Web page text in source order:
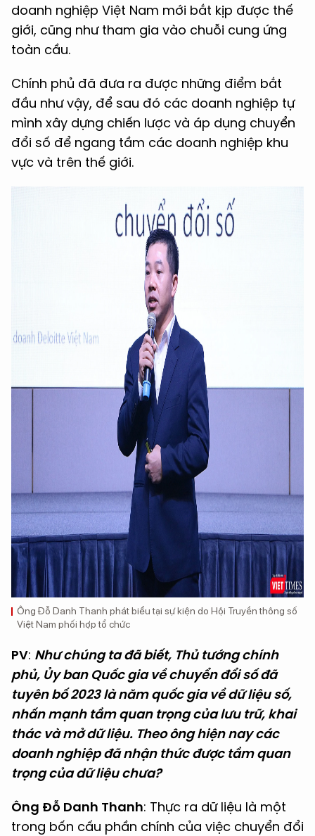
doanh nghiệp Việt Nam mới bắt kịp được thế
giới, cũng như tham gia vào chuỗi cung ứng
toàn cầu.
Chính phủ đã đưa ra được những điểm bắt
đầu như vậy, để sau đó các doanh nghiệp tự
mình xây dựng chiến lược và áp dụng chuyển
đổi số để ngang tầm các doanh nghiệp khu
vực và trên thế giới.
Ông Đỗ Danh Thanh phát biểu tại sự kiện do Hội Truyền thông số
Việt Nam phối hợp tổ chức
PV: Như chúng ta đã biết, Thủ tướng chính
phủ, Ủy ban Quốc gia về chuyển đổi số đã
tuyên bố 2023 là năm quốc gia về dữ liệu số,
nhấn mạnh tầm quan trọng của lưu trữ, khai
thác và mở dữ liệu. Theo ông hiện nay các
doanh nghiệp đã nhận thức được tầm quan
trọng của dữ liệu chưa?
Ông Đỗ Danh Thanh: Thực ra dữ liệu là một
trong bốn cấu phần chính của việc chuyển đổi